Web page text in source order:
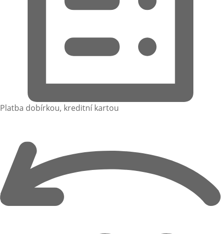
Platba dobírkou, kreditní kartou